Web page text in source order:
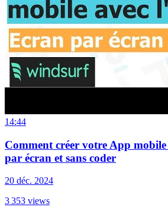
14:44
Comment créer votre App
par écran et sans coder
20 déc. 2024
3 353 views